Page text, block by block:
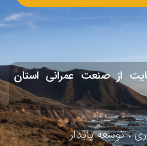
از صنعت عمرانی استان
، توسعه پایدار